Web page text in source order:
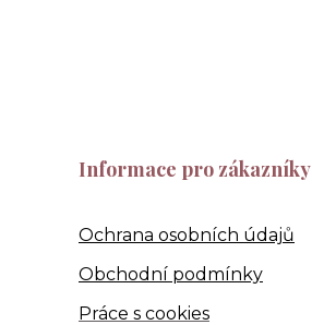
Informace pro zákazníky
Ochrana osobních údajů
Obchodní podmínky
Práce s cookies